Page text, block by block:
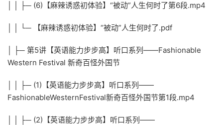
│ │ ├─ (6)【麻辣诱惑初体验】“被动”人生何时了第6段.mp4
│ │ └─ 【麻辣诱惑初体验】“被动”人生何时了.pdf
│ ├─ 第5讲【英语能力步步高】听口系列——Fashionable
Western Festival 新奇百怪外国节
│ │ ├─ (1)【英语能力步步高】听口系列——
FashionableWesternFestival新奇百怪外国节第1段.mp4
│ │ ├─ (2)【英语能力步步高】听口系列——